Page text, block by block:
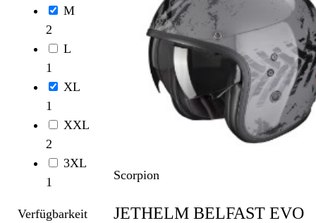
M
2
L
1
XL
1
XXL
2
3XL
1
Verfügbarkeit
Scorpion
JETHELM BELFAST EVO